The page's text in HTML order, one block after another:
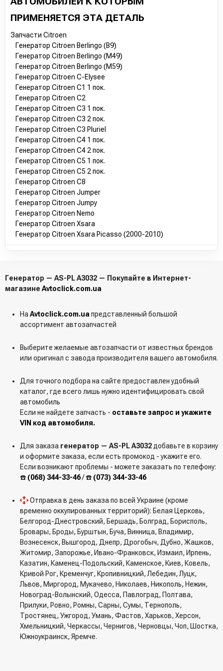
57057F
5705GP
9642880180
9656956380
5702C7
5702E4
5702E5
57054J
57054K
57055BP
57055C
57055CP
57055U
57055V
57056YP
57056ZC
57057AP
57057CP
57057EP
57057FC
5705AZ
57055B
9638275680
9638275980
9642880080
9644904680
9649611580
96337825
MITSUBISHI:
A001TA3391A
A001TA3391B
A001TA3391C
A005TA6291
A005TA6291B
A005TA6291C
A005TA6291D
A005TA6291E
A005TA6291G
A1TA3391
A1TA3391A
A1TA3391B
A1TA3391C
A005TA6291ZE
A5TA6291
A5TA6291A
A5TA6291B
A5TA6291C
A5TA6291D
A5TA6291E
A5TA6291F
ПРИМЕНЯЕТСЯ ЭТА ДЕТАЛЬ
Запчасти Citroen
Генератор Citroen Berlingo (B9)
Генератор Citroen Berlingo (M49)
Генератор Citroen Berlingo (M59)
Генератор Citroen C-Elysee
Генератор Citroen C1 1 пок.
Генератор Citroen C2
Генератор Citroen C3 1 пок.
Генератор Citroen C3 2 пок.
Генератор Citroen C3 Pluriel
Генератор Citroen C4 1 пок.
Генератор Citroen C4 2 пок.
Генератор Citroen C5 1 пок.
Генератор Citroen C5 2 пок.
Генератор Citroen C8
Генератор Citroen Jumper
Генератор Citroen Jumpy
Генератор Citroen Nemo
Генератор Citroen Xsara
Генератор Citroen Xsara Picasso (2000-2010)
Генератор — AS-PL A3032 — Покупайте в Интернет-
магазине Avtoclick.com.ua
На Avtoclick.com.ua представленный большой
ассортимент автозапчастей
Выберите желаемые автозапчасти от известных брендов
или оригинал с завода производителя вашего автомобиля.
Для точного подбора на сайте предоставлен удобный
каталог, где всего лишь нужно идентифицировать свой
автомобиль
Если не найдете запчасть - оставьте запрос и укажите
VIN код автомобиля.
Для заказа генератор — AS-PL A3032 добавьте в корзину
и оформите заказа, если есть промокод - укажите его.
Если возникают проблемы - можете заказать по телефону:
☎️ (068) 344-33-46/ ☎️ (073) 344-33-46
Отправка в день заказа по всей Украине (кроме
временно оккупированных территорий): Белая Церковь,
Белгород-Днестровский, Бершадь, Болград, Борисполь,
Бровары, Броды, Бурштын, Буча, Винница, Владимир,
Вознесенск, Вышгород, Днепр, Дрогобыч, Дубно, Жашков,
Житомир, Запорожье, Ивано-Франковск, Измаил, Ирпень,
Казатин, Каменец-Подольский, Каменское, Киев, Ковель,
Кривой Рог, Кременчуг, Кропивницкий, Лебедин, Луцк,
Львов, Миргород, Мукачево, Николаев, Никополь, Нежин,
Новоград-Волынский, Одесса, Павлоград, Полтава,
Прилуки, Ровно, Ромны, Сарны, Сумы, Тернополь,
Тростянец, Ужгород, Умань, Фастов, Харьков, Херсон,
Хмельницкий, Черкассы, Чернигов, Черновцы, Чоп, Шостка,
Южноукраинск, Яремче.